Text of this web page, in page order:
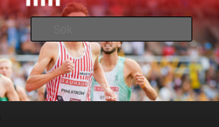
Sök